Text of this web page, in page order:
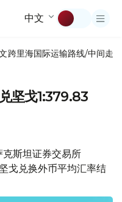
中文
跨里海国际运输路线/中间走廊
坚戈1:379.83
斯坦证券交易所
戈兑换外币平均汇率结